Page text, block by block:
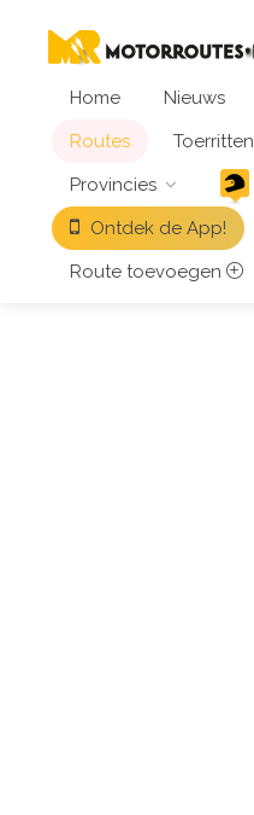
Home
Nieuws
Routes
Toerritten
Provincies
Ontdek de App!
Route toevoegen